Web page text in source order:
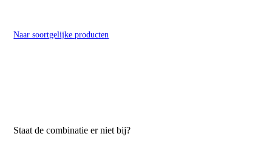
Naar soortgelijke producten
Staat de combinatie er niet bij?